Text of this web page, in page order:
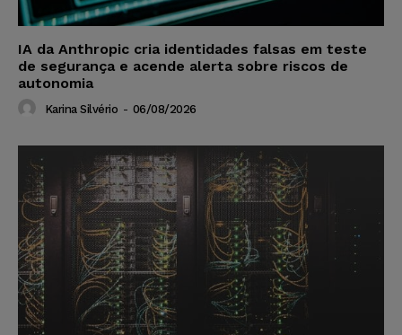
IA da Anthropic cria identidades falsas em teste
de segurança e acende alerta sobre riscos de
autonomia
Karina Silvério - 06/08/2026